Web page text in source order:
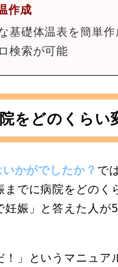
作成
基礎体温表を簡単
検索が可能
をどのくらい
かがでしたか？ で
までに病院をどの
娠」と答えた人
」というマニュ